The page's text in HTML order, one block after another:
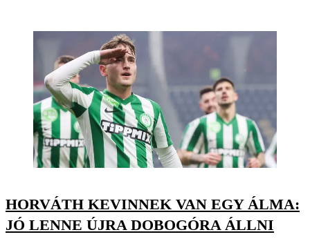
HORVÁTH KEVINNEK VAN EGY ÁLMA:
JÓ LENNE ÚJRA DOBOGÓRA ÁLLNI